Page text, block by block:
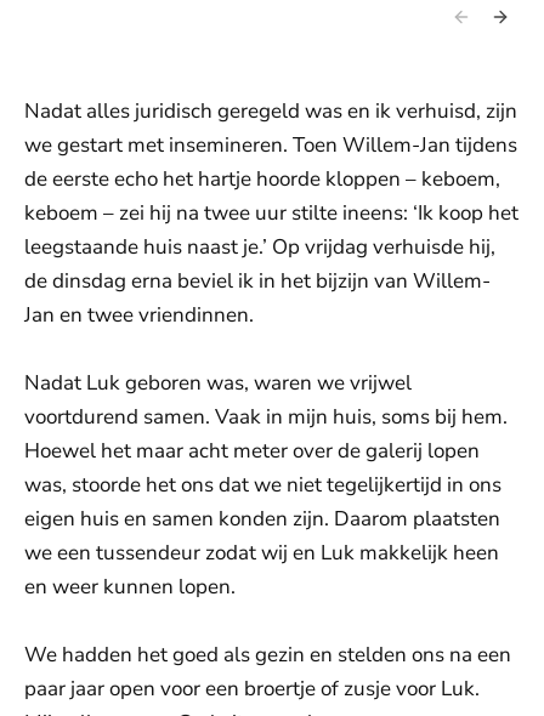
Nadat alles juridisch geregeld was en ik verhuisd, zijn
we gestart met insemineren. Toen Willem-Jan tijdens
de eerste echo het hartje hoorde kloppen – keboem,
keboem – zei hij na twee uur stilte ineens: ‘Ik koop het
leegstaande huis naast je.’ Op vrijdag verhuisde hij,
de dinsdag erna beviel ik in het bijzijn van Willem-
Jan en twee vriendinnen.
Nadat Luk geboren was, waren we vrijwel
voortdurend samen. Vaak in mijn huis, soms bij hem.
Hoewel het maar acht meter over de galerij lopen
was, stoorde het ons dat we niet tegelijkertijd in ons
eigen huis en samen konden zijn. Daarom plaatsten
we een tussendeur zodat wij en Luk makkelijk heen
en weer kunnen lopen.
We hadden het goed als gezin en stelden ons na een
paar jaar open voor een broertje of zusje voor Luk.